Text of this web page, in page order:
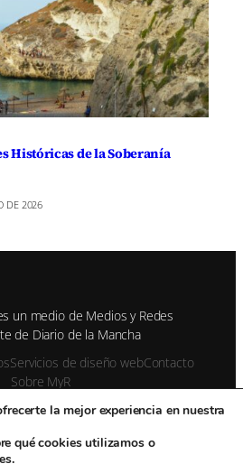
Históricas de la Soberanía
DE 2026
un medio de Medios y Redes
de Diario de la Mancha
Servicios de diseño webContacto
Sobre MyR
Otros contenidos se cita fuente.
la mejor experiencia en nuestra
qué cookies utilizamos o
.